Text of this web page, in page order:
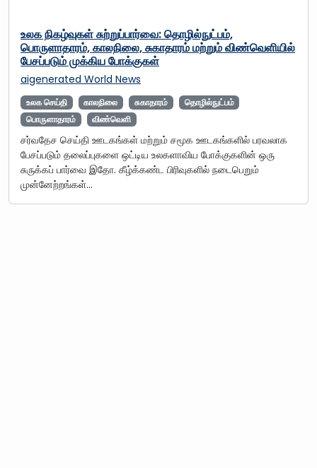
உலக நிகழ்வுகள் சுற்றுப்பார்வை: தொழில்நுட்பம்,
பொருளாதாரம், காலநிலை, சுகாதாரம் மற்றும் விண்வெளியில்
பேசப்படும் முக்கிய போக்குகள்
aigenerated World News
உலக செய்தி காலநிலை சுகாதாரம்
தொழில்நுட்பம்
பொருளாதாரம்
விண்வெளி
சர்வதேச செய்தி ஊடகங்கள் மற்றும் சமூக ஊடகங்களில் பரவலாக
பேசப்படும் தலைப்புகளை ஒட்டிய உலகளாவிய போக்குகளின் ஒரு
சுருக்கப் பார்வை இதோ. கீழ்க்கண்ட பிரிவுகளில் நடைபெறும்
முன்னேற்றங்கள்…